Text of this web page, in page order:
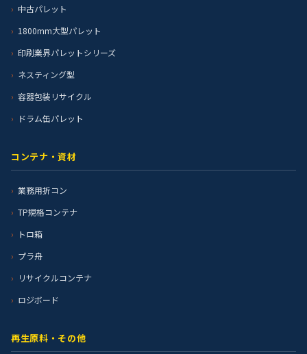
中古パレット
1800mm大型パレット
印刷業界パレットシリーズ
ネスティング型
容器包装リサイクル
ドラム缶パレット
コンテナ・資材
業務用折コン
TP規格コンテナ
トロ箱
プラ舟
リサイクルコンテナ
ロジボード
再生原料・その他